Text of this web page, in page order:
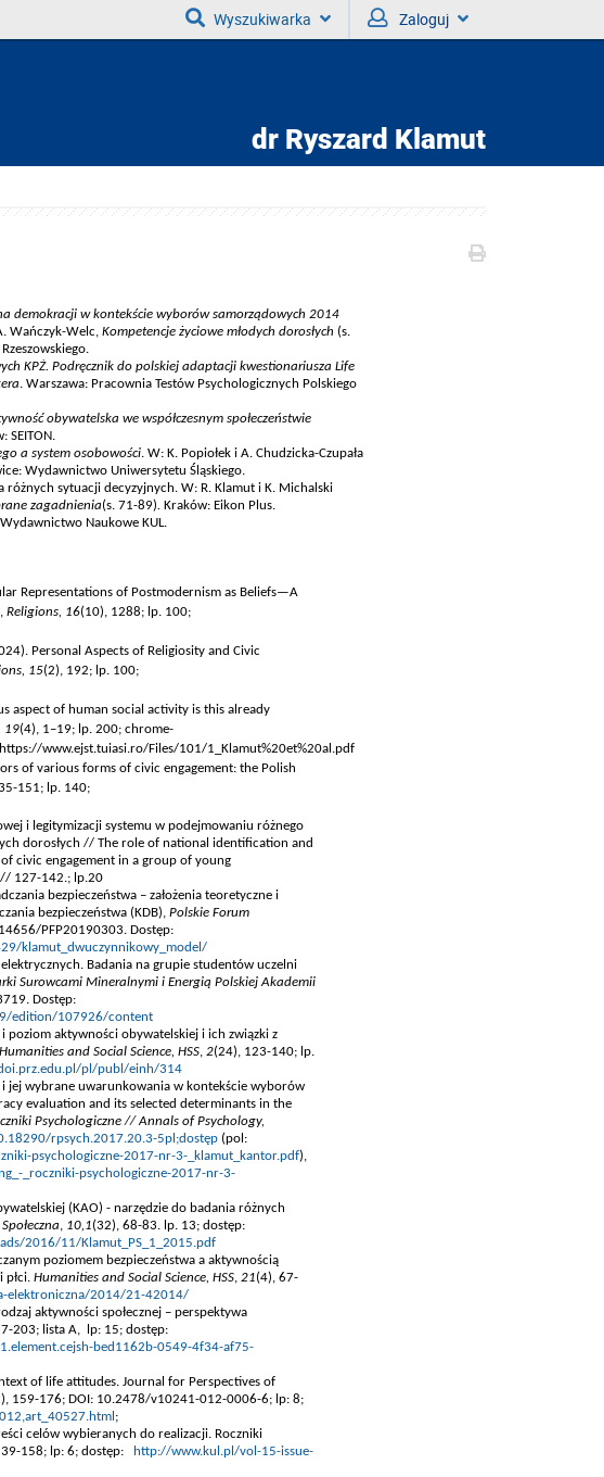
Wyszukiwarka Zaloguj
dr Ryszard Klamut
demokracji w kontekście wyborów samorządowych 2014
Wańczyk-Welc, Kompetencje życiowe młodych dorosłych (s.
KPŻ. Podręcznik do polskiej adaptacji kwestionariusza Life
. Warszawa: Pracownia Testów Psychologicznych Polskiego
obywatelska we współczesnym społeczeństwie
SEITON.
a system osobowości. W: K. Popiołek i A. Chudzicka-Czupała
Wydawnictwo Uniwersytetu Śląskiego.
różnych sytuacji decyzyjnych. W: R. Klamut i K. Michalski
zagadnienia(s. 71-89). Kraków: Eikon Plus.
Naukowe KUL.
Representations of Postmodernism as Beliefs—A
Religions, 16(10), 1288; lp. 100;
Personal Aspects of Religiosity and Civic
15(2), 192; lp. 100;
aspect of human social activity is this already
19(4), 1–19; lp. 200; chrome-
www.ejst.tuiasi.ro/Files/101/1_Klamut%20et%20al.pdf
of various forms of civic engagement: the Polish
151; lp. 140;
i legitymizacji systemu w podejmowaniu różnego
dorosłych // The role of national identification and
civic engagement in a group of young
127-142.; lp.20
bezpieczeństwa – założenia teoretyczne i
bezpieczeństwa (KDB), Polskie Forum
PFP20190303. Dostęp:
klamut_dwuczynnikowy_model/
Badania na grupie studentów uczelni
Surowcami Mineralnymi i Energią Polskiej Akademii
Dostęp:
edition/107926/content
poziom aktywności obywatelskiej i ich związki z
and Social Science, HSS, 2(24), 123-140; lp.
pl/publ/einh/314
jej wybrane uwarunkowania w kontekście wyborów
evaluation and its selected determinants in the
Psychologiczne // Annals of Psychology,
rpsych.2017.20.3-5pl;dostęp (pol:
psychologiczne-2017-nr-3-_klamut_kantor.pdf),
_roczniki-psychologiczne-2017-nr-3-
(KAO) - narzędzie do badania różnych
, 10,1(32), 68-83. lp. 13; dostęp:
2016/11/Klamut_PS_1_2015.pdf
poziomem bezpieczeństwa a aktywnością
płci. Humanities and Social Science, HSS, 21(4), 67-
elektroniczna/2014/21-42014/
aktywności społecznej – perspektywa
203; lista A, lp: 15; dostęp:
bed1162b-0549-4f34-af75-
of life attitudes. Journal for Perspectives of
159-176; DOI: 10.2478/v10241-012-0006-6; lp: 8;
;
celów wybieranych do realizacji. Roczniki
158; lp: 6; dostęp:
http://www.kul.pl/vol-15-issue-